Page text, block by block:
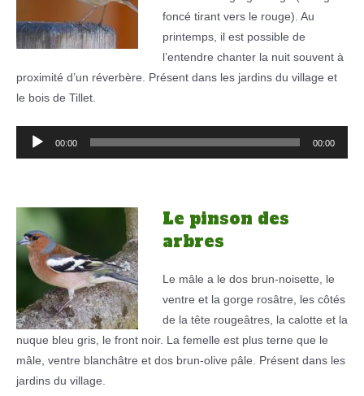
foncé tirant vers le rouge). Au
printemps, il est possible de
l’entendre chanter la nuit souvent à
proximité d’un réverbère. Présent dans les jardins du village et
le bois de Tillet.
Lecteur
00:00 00:00
Le pinson des
arbres
Le mâle a le dos brun-noisette, le
ventre et la gorge rosâtre, les côtés
de la tête rougeâtres, la calotte et la
nuque bleu gris, le front noir. La femelle est plus terne que le
mâle, ventre blanchâtre et dos brun-olive pâle. Présent dans les
jardins du village.